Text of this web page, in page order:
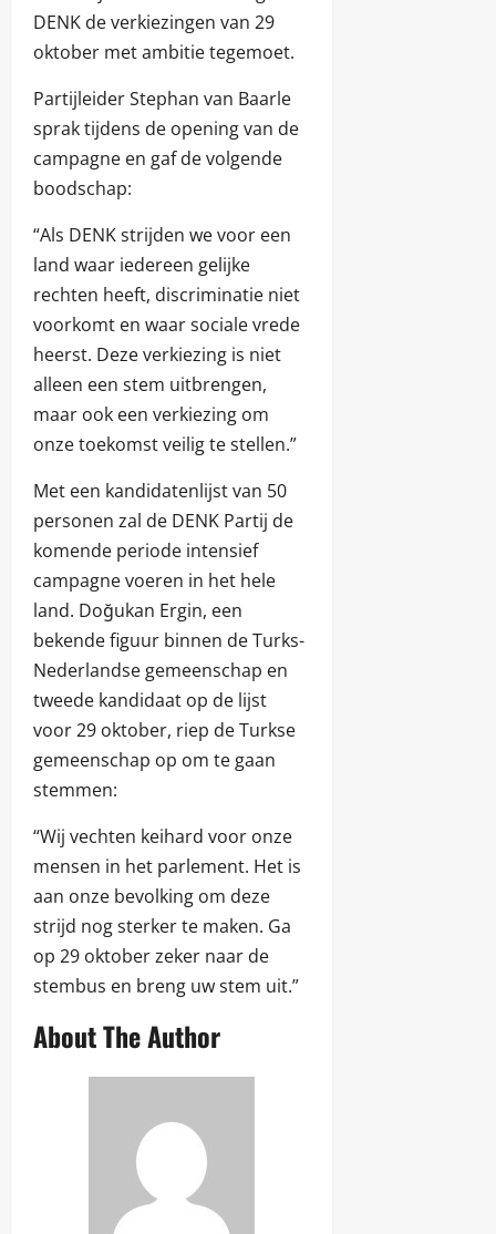
DENK de verkiezingen van 29
oktober met ambitie tegemoet.
Partijleider Stephan van Baarle
sprak tijdens de opening van de
campagne en gaf de volgende
boodschap:
“Als DENK strijden we voor een
land waar iedereen gelijke
rechten heeft, discriminatie niet
voorkomt en waar sociale vrede
heerst. Deze verkiezing is niet
alleen een stem uitbrengen,
maar ook een verkiezing om
onze toekomst veilig te stellen.”
Met een kandidatenlijst van 50
personen zal de DENK Partij de
komende periode intensief
campagne voeren in het hele
land. Doğukan Ergin, een
bekende figuur binnen de Turks-
Nederlandse gemeenschap en
tweede kandidaat op de lijst
voor 29 oktober, riep de Turkse
gemeenschap op om te gaan
stemmen:
“Wij vechten keihard voor onze
mensen in het parlement. Het is
aan onze bevolking om deze
strijd nog sterker te maken. Ga
op 29 oktober zeker naar de
stembus en breng uw stem uit.”
About The Author